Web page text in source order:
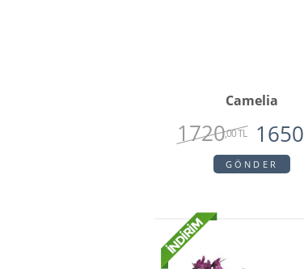
Camelia
1720,00 TL 1650
GÖNDER